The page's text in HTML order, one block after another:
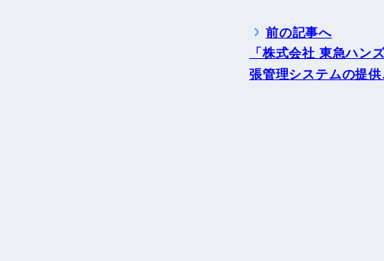
前の記事へ
「株式会社 東急ハン
張管理システムの提